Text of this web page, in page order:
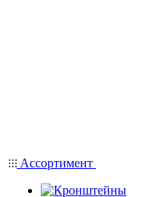
Ассортимент